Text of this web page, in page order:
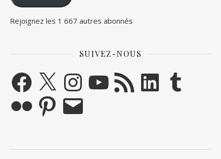
Rejoignez les 1 667 autres abonnés
SUIVEZ-NOUS
Facebook
X InstagramYouTubeFlux RSSLinkedIn Tumblr
PinterestE-mail